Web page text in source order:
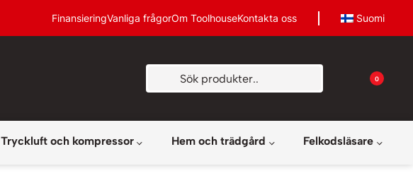
FinansieringVanliga frågorOm ToolhouseKontakta oss Suomi
0
Tryckluft och kompressor Hem och trädgård Felkodsläsare